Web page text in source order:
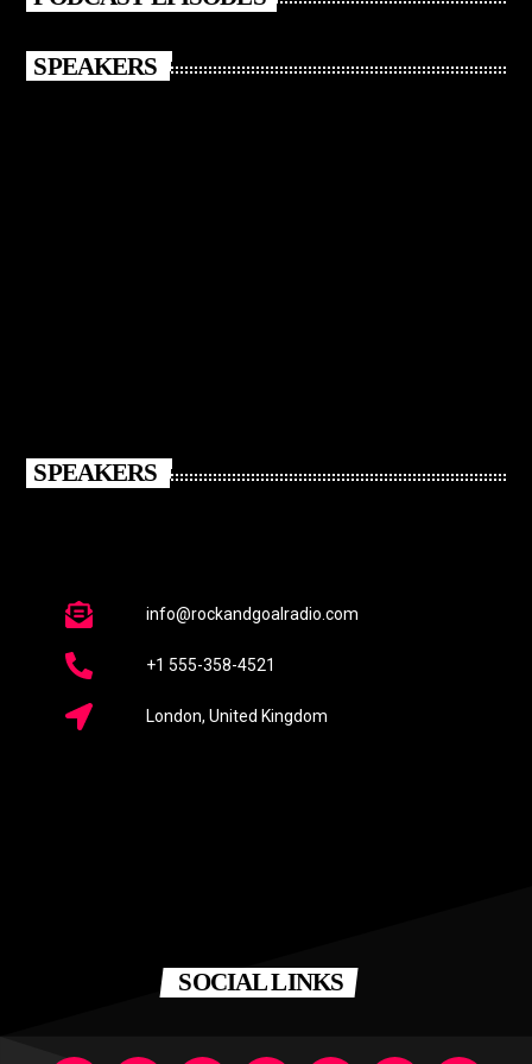
SPEAKERS
SPEAKERS
info@rockandgoalradio.com
+1 555-358-4521
London, United Kingdom
SOCIAL LINKS